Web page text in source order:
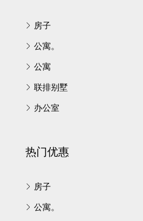
房子
公寓。
公寓
联排别墅
办公室
热门优惠
房子
公寓。